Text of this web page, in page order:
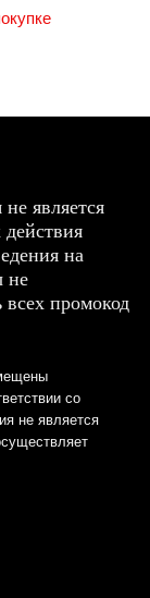
является
на
не
всех промокод
со
не является